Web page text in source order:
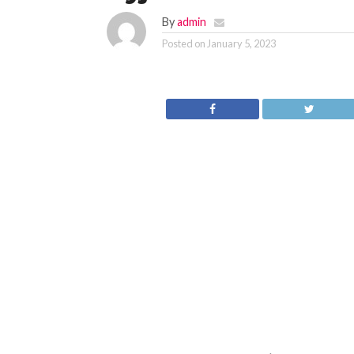
Byadmin
Posted on January 5, 2023